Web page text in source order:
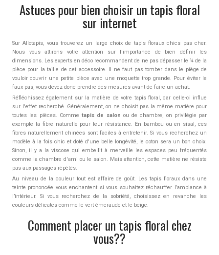
Astuces pour bien choisir un tapis floral
sur internet
Sur Allotapis, vous trouverez un large choix de tapis floraux chics pas cher.
Nous vous attirons votre attention sur l'importance de bien définir les
dimensions. Les experts en déco recommandent de ne pas dépasser le ¼ de la
pièce pour la taille de cet accessoire. Il ne faut pas tomber dans le piège de
vouloir couvrir une petite pièce avec une moquette trop grande. Pour éviter le
faux pas, vous devez donc prendre des mesures avant de faire un achat.
Réfléchissez également sur la matière de votre tapis floral, car celle-ci influe
sur l'effet recherché. Généralement, on ne choisit pas la même matière pour
toutes les pièces. Comme tapis de salon ou de chambre, on privilégie par
exemple la fibre naturelle pour leur résistance. En bambou ou en sisal, ces
fibres naturellement chinées sont faciles à entretenir. Si vous recherchez un
modèle à la fois chic et doté d'une belle longévité, le coton sera un bon choix.
Sinon, il y a la viscose qui embellit à merveille les espaces peu fréquentés
comme la chambre d'ami ou le salon. Mais attention, cette matière ne résiste
pas aux passages répétés.
Au niveau de la couleur tout est affaire de goût. Les tapis floraux dans une
teinte prononcée vous enchantent si vous souhaitez réchauffer l’ambiance à
l’intérieur. Si vous recherchez de la sobriété, choisissez en revanche les
couleurs délicates comme le vert émeraude et le beige.
Comment placer un tapis floral chez
vous??